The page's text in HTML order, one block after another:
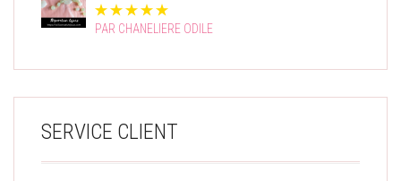
PAR CHANELIERE ODILE
SERVICE CLIENT